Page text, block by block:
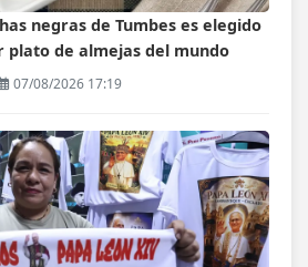
negras de Tumbes es elegido
plato de almejas del mundo
07/08/2026 17:19